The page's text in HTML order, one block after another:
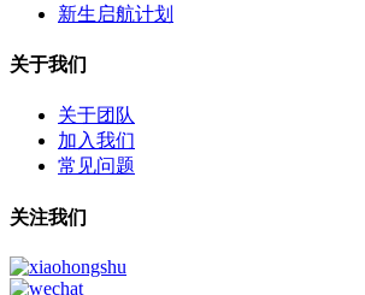
新生启航计划
关于我们
关于团队
加入我们
常见问题
关注我们